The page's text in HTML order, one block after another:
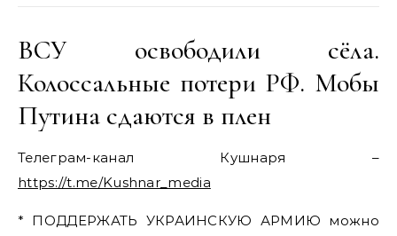
ВСУ освободили сёла.
Колоссальные потери РФ. Мобы
Путина сдаются в плен
Телеграм-канал Кушнаря –
https://t.me/Kushnar_media
* ПОДДЕРЖАТЬ УКРАИНСКУЮ АРМИЮ можно